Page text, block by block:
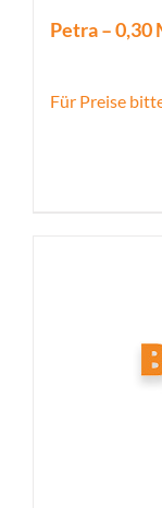
Petra – 0,30
Für Preise